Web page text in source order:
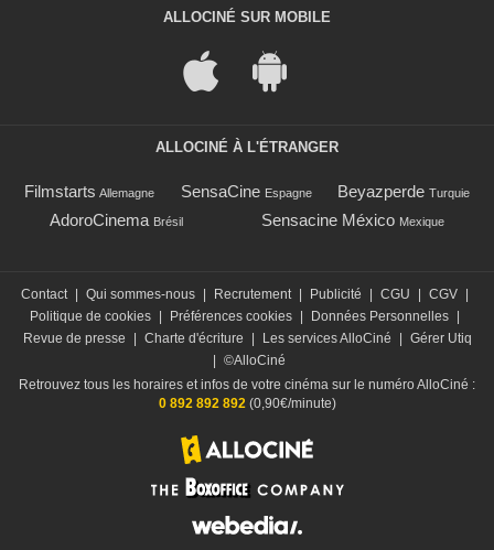
ALLOCINÉ SUR MOBILE
ALLOCINÉ À L'ÉTRANGER
Filmstarts Allemagne SensaCine Espagne Beyazperde Turquie
AdoroCinema Brésil Sensacine México Mexique
Contact | Qui sommes-nous | Recrutement | Publicité | CGU | CGV |
Politique de cookies | Préférences cookies | Données Personnelles |
Revue de presse
| Charte d'écriture | Les services AlloCiné | Gérer Utiq
| ©AlloCiné
Retrouvez tous les horaires et infos de votre cinéma sur le numéro AlloCiné :
0 892 892 892(0,90€/minute)